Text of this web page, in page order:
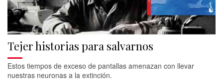
Tejer historias para salvarnos
Estos tiempos de exceso de pantallas amenazan con llevar
nuestras neuronas a la extinción.